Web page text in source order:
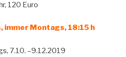
120 Euro
immer Montags, 18:15 h
7.10. –9.12.2019